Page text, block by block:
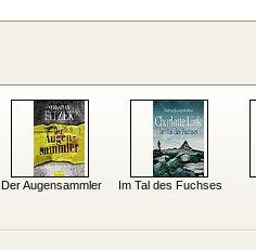
Der Augensammler Im Tal des Fuchses